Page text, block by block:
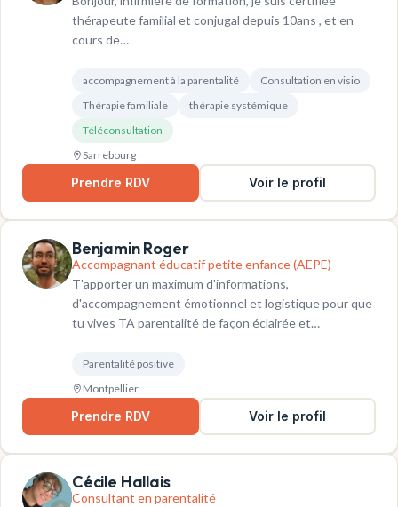
thérapeute familial et conjugal depuis 10ans , et en
cours de…
accompagnement à la parentalité
Consultation en visio
Thérapie familiale
thérapie systémique
Téléconsultation
Sarrebourg
Prendre RDV Voir le profil
Benjamin Roger
Accompagnant éducatif petite enfance (AEPE)
T'apporter un maximum d'informations,
d'accompagnement émotionnel et logistique pour que
tu vives TA parentalité de façon éclairée et…
Parentalité positive
Montpellier
Prendre RDV Voir le profil
Cécile Hallais
Consultant en parentalité